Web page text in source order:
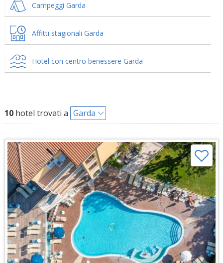
Campeggi Garda
Affitti stagionali Garda
Hotel con centro benessere Garda
10hotel trovati a Garda